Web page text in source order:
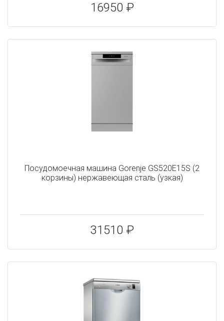
16950 ₽
Посудомоечная машина Gorenje GS520E15S (2
корзины) нержавеющая сталь (узкая)
31510 ₽